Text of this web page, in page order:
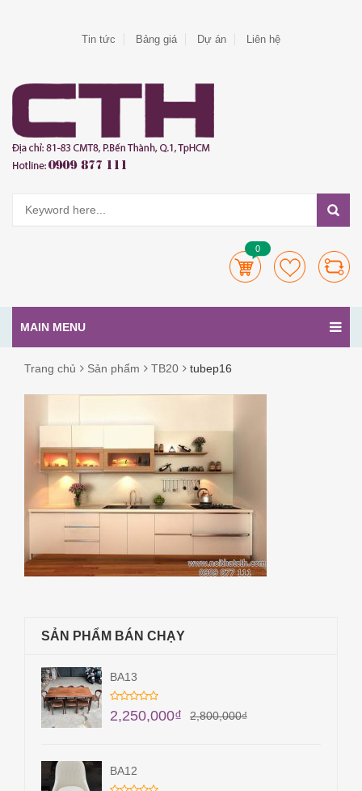
Tin tức Bảng giá Dự án Liên hệ
0
MAIN MENU
Trang chủ Sản phẩm TB20 tubep16
SẢN PHẨM BÁN CHẠY
BA13
2,800,000₫
2,250,000₫
BA12